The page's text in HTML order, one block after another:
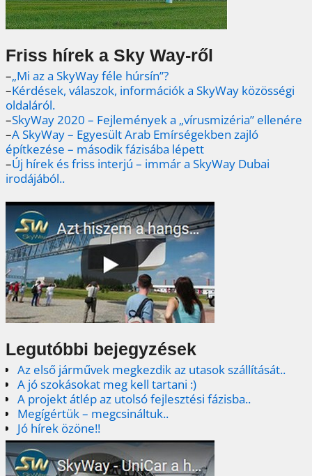
Friss hírek a Sky Way-ről
–„Mi az a SkyWay féle húrsín”?
–Kérdések, válaszok, információk a SkyWay közösségi
oldaláról.
–SkyWay 2020 – Fejlemények a „vírusmizéria” ellenére
–A SkyWay – Egyesült Arab Emírségekben zajló
építkezése – második fázisába lépett
–Új hírek és friss interjú – immár a SkyWay Dubai
irodájából..
Legutóbbi bejegyzések
Az első járművek megkezdik az utasok szállítását..
A jó szokásokat meg kell tartani :)
A projekt átlép az utolsó fejlesztési fázisba..
Megígértük – megcsináltuk..
Jó hírek özöne!!